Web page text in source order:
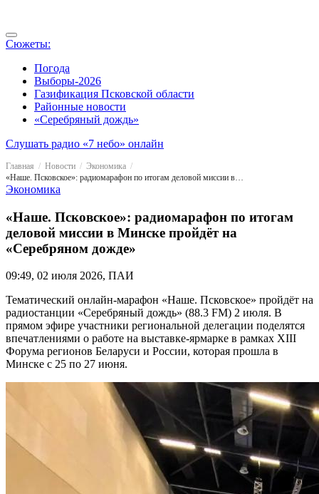
Сюжеты:
Погода
Выборы-2026
Газификация Псковской области
Районные новости
«Серебряный дождь»
Слушать радио «7 небо» онлайн
Главная Новости
Экономика
«Наше. Псковское»: радиомарафон по итогам деловой миссии в Минске пройдёт на «Серебряном дожде»
Экономика
«Наше. Псковское»: радиомарафон по итогам
деловой миссии в Минске пройдёт на
«Серебряном дожде»
09:49, 02 июля 2026, ПАИ
Тематический онлайн-марафон «Наше. Псковское» пройдёт на
радиостанции «Серебряный дождь» (88.3 FM) 2 июля. В
прямом эфире участники региональной делегации поделятся
впечатлениями о работе на выставке-ярмарке в рамках XIII
Форума регионов Беларуси и России, которая прошла в
Минске с 25 по 27 июня.